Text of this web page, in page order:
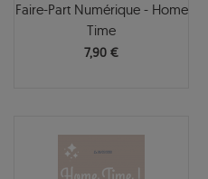
Faire-Part Numérique - Home
Time
7,90 €